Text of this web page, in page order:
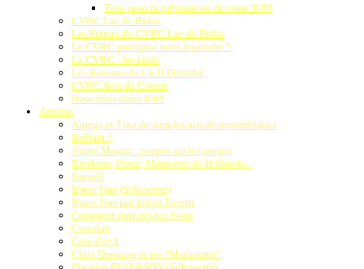
Tuto pour la préparation de votre IOM
CVRC Lac de Bidot
Les Statuts du CVRC Lac de Bidot
Le CVRC pourquoi nous rejoindre ?
Le CVRC : les tarifs
Les Bateaux de Ch.H.Détriché
CVRC Avis de Course
Nouvelles idées IOM
Articles
Arpege et Tina de simples airs de ressemblance
Brillant !
André Mauric : propos sur les jauges
Breskens, Franz, Mémoires de Hollande...
Breyell
Bruce Farr (Silhouette)
Bruce Farr par Julian Everitt
Comment sont nés les Swan
Coriolan
Cote d'or 1
Chris Dunning et ses "Marionette"